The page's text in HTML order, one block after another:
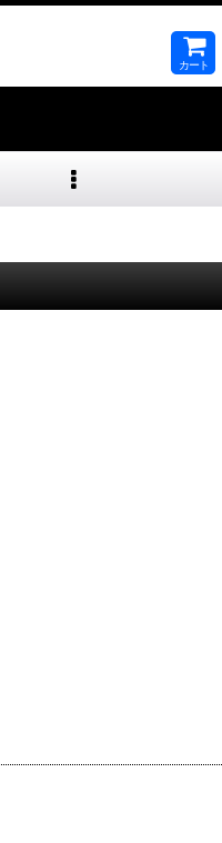
カート